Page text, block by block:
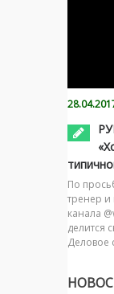
По
тренер и
канала
делится
Деловое